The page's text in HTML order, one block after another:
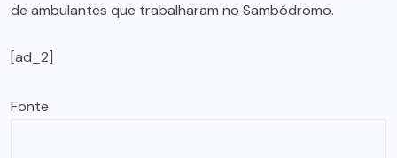
de ambulantes que trabalharam no Sambódromo.
[ad_2]
Fonte